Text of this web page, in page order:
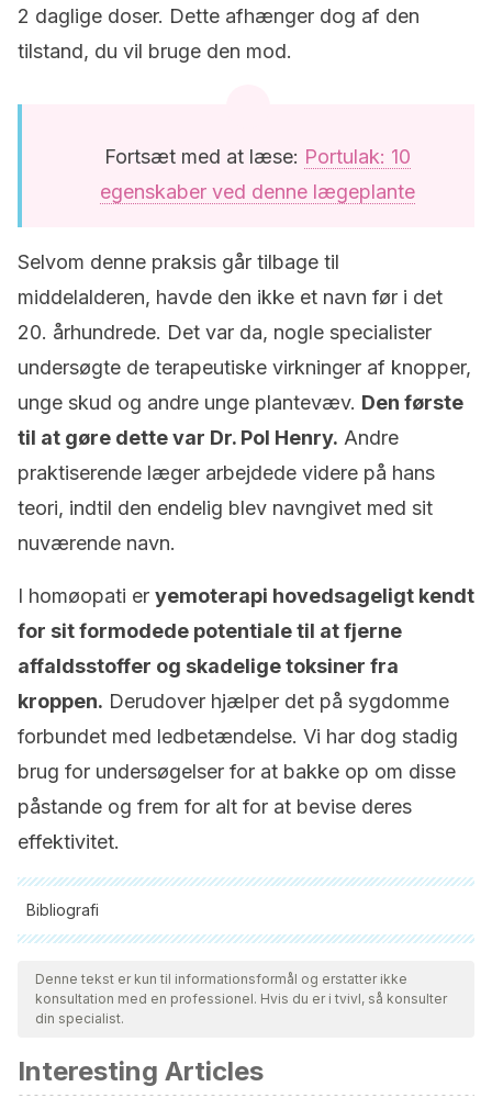
2 daglige doser. Dette afhænger dog af den
tilstand, du vil bruge den mod.
Fortsæt med at læse: Portulak: 10
egenskaber ved denne lægeplante
Selvom denne praksis går tilbage til
middelalderen, havde den ikke et navn før i det
20. århundrede. Det var da, nogle specialister
undersøgte de terapeutiske virkninger af knopper,
unge skud og andre unge plantevæv. Den første
til at gøre dette var Dr. Pol Henry. Andre
praktiserende læger arbejdede videre på hans
teori, indtil den endelig blev navngivet med sit
nuværende navn.
I homøopati er yemoterapi hovedsageligt kendt
for sit formodede potentiale til at fjerne
affaldsstoffer og skadelige toksiner fra
kroppen. Derudover hjælper det på sygdomme
forbundet med ledbetændelse. Vi har dog stadig
brug for undersøgelser for at bakke op om disse
påstande og frem for alt for at bevise deres
effektivitet.
Bibliografi
Alle citerede kilder blev grundigt gennemgået af vores team
for at sikre deres kvalitet, pålidelighed, aktualitet og validitet.
Bibliografien i denne artikel blev betragtet som pålidelig og af
Militaru, A. S.,Pop, G., Peev, C., Dehelean, C., Alexa, E. &
Sabau, I. (2011). Gemmotherapy – adjuvant treatment in
Denne tekst er kun til informationsformål og erstatter ikke
konsultation med en professionel. Hvis du er i tvivl, så konsulter
din specialist.
Interesting Articles